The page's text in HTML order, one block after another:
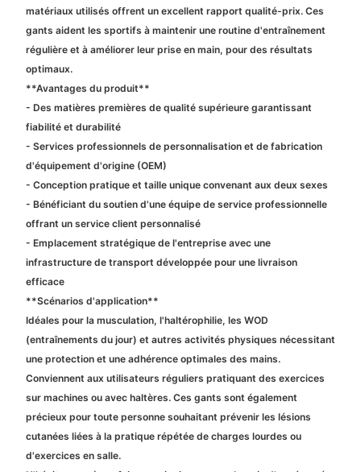
matériaux utilisés offrent un excellent rapport qualité-prix. Ces
gants aident les sportifs à maintenir une routine d'entraînement
régulière et à améliorer leur prise en main, pour des résultats
optimaux.
**Avantages du produit**
- Des matières premières de qualité supérieure garantissant
fiabilité et durabilité
- Services professionnels de personnalisation et de fabrication
d'équipement d'origine (OEM)
- Conception pratique et taille unique convenant aux deux sexes
- Bénéficiant du soutien d'une équipe de service professionnelle
offrant un service client personnalisé
- Emplacement stratégique de l'entreprise avec une
infrastructure de transport développée pour une livraison
efficace
**Scénarios d'application**
Idéales pour la musculation, l'haltérophilie, les WOD
(entraînements du jour) et autres activités physiques nécessitant
une protection et une adhérence optimales des mains.
Conviennent aux utilisateurs réguliers pratiquant des exercices
sur machines ou avec haltères. Ces gants sont également
précieux pour toute personne souhaitant prévenir les lésions
cutanées liées à la pratique répétée de charges lourdes ou
d'exercices en salle.